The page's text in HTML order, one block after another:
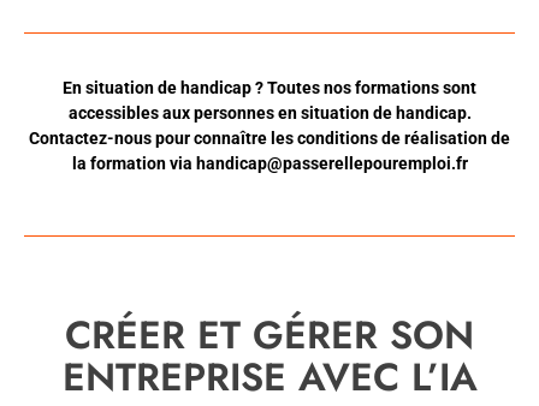
En situation de handicap ? Toutes nos formations sont
accessibles aux personnes en situation de handicap.
Contactez-nous pour connaître les conditions de réalisation de
la formation via handicap@passerellepouremploi.fr
CRÉER ET GÉRER SON
ENTREPRISE AVEC L’IA